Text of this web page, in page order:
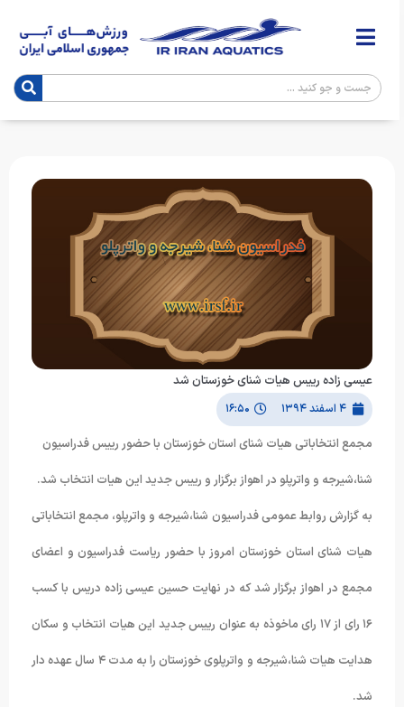
عیسی زاده رییس هیات شنای خوزستان شد
۴ اسفند ۱۳۹۴ ۱۶:۵۰
مجمع انتخاباتی هیات شنای استان خوزستان با حضور رییس فدراسیون
شنا،شیرجه و واترپلو در اهواز برگزار و رییس جدید این هیات انتخاب شد.
به گزارش روابط عمومی فدراسیون شنا،شیرجه و واترپلو، مجمع انتخاباتی
هیات شنای استان خوزستان امروز با حضور ریاست فدراسیون و اعضای
مجمع در اهواز برگزار شد که در نهایت حسین عیسی زاده دریس با کسب
۱۶ رای از ۱۷ رای ماخوذه به عنوان رییس جدید این هیات انتخاب و سکان
هدایت هیات شنا،شیرجه و واترپلوی خوزستان را به مدت ۴ سال عهده دار
شد.